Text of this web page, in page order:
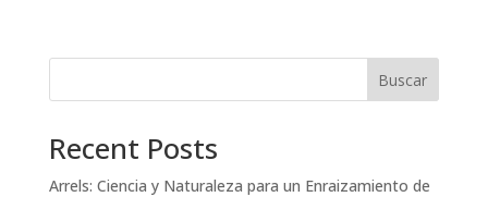
Buscar
Recent Posts
Arrels: Ciencia y Naturaleza para un Enraizamiento de